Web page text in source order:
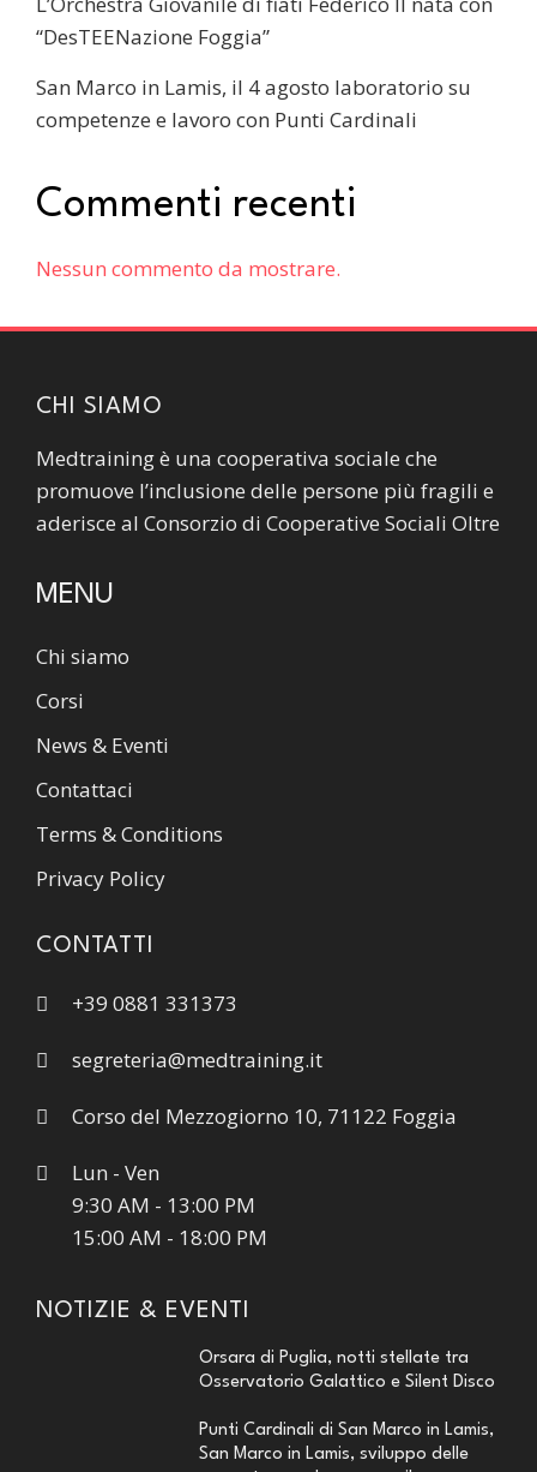
“DesTEENazione Foggia”
San Marco in Lamis, il 4 agosto laboratorio su
competenze e lavoro con Punti Cardinali
Commenti recenti
Nessun commento da mostrare.
CHI SIAMO
Medtraining è una cooperativa sociale che
promuove l’inclusione delle persone più fragili e
aderisce al Consorzio di Cooperative Sociali Oltre
MENU
Chi siamo
Corsi
News & Eventi
Contattaci
Terms & Conditions
Privacy Policy
CONTATTI
+39 0881 331373
segreteria@medtraining.it
Corso del Mezzogiorno 10, 71122 Foggia
Lun - Ven
9:30 AM - 13:00 PM
15:00 AM - 18:00 PM
NOTIZIE & EVENTI
Orsara di Puglia, notti stellate tra
Osservatorio Galattico e Silent Disco
Punti Cardinali di San Marco in Lamis,
San Marco in Lamis, sviluppo delle